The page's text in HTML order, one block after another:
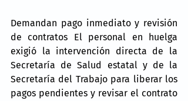
Demandan pago inmediato y revisión
de contratos El personal en huelga
exigió la intervención directa de la
Secretaría de Salud estatal y de la
Secretaría del Trabajo para liberar los
pagos pendientes y revisar el contrato